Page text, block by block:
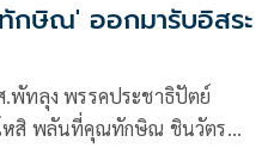
ทลุง พรรคประชาธิปัตย์
วัตร